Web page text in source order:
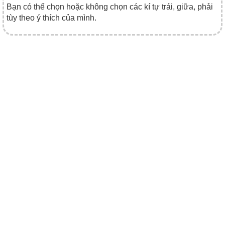
Bạn có thể chọn hoặc không chọn các kí tự trái, giữa, phải
tùy theo ý thích của mình.